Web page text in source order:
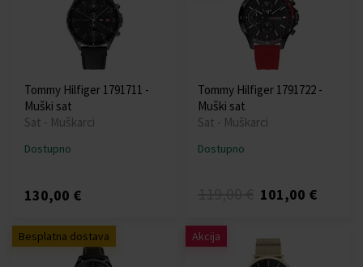
Tommy Hilfiger 1791711 -
Muški sat
Sat - Muškarci
Dostupno
130,00 €
Tommy Hilfiger 1791722 -
Muški sat
Sat - Muškarci
Dostupno
101,00 €
Besplatna dostava Akcija